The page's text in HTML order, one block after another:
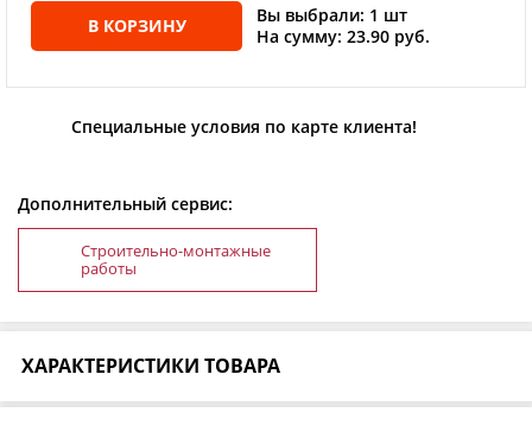
В КОРЗИНУ
Вы выбрали: 1 шт
На сумму: 23.90 руб.
Специальные условия по карте клиента!
Дополнительный сервис:
Строительно-монтажные
работы
ХАРАКТЕРИСТИКИ ТОВАРА